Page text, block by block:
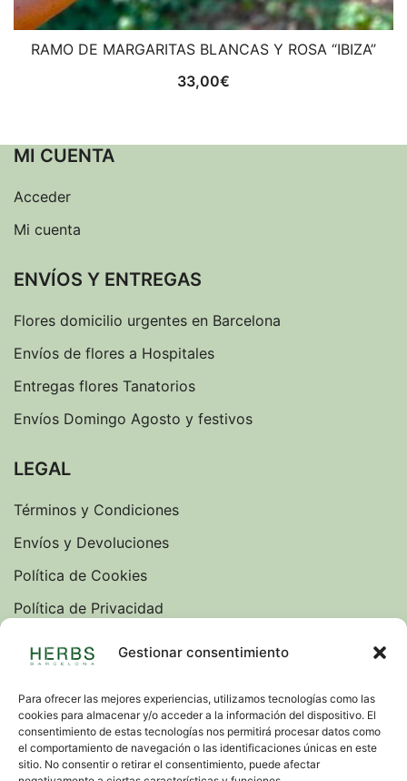
Gestionar consentimiento
Para ofrecer las mejores experiencias, utilizamos tecnologías como las
cookies para almacenar y/o acceder a la información del dispositivo. El
consentimiento de estas tecnologías nos permitirá procesar datos como
el comportamiento de navegación o las identificaciones únicas en este
sitio. No consentir o retirar el consentimiento, puede afectar
RAMO DE MARGARITAS BLANCAS Y ROSA “IBIZA”
33,00€
MI CUENTA
Acceder
Mi cuenta
ENVÍOS Y ENTREGAS
Flores domicilio urgentes en Barcelona
Envíos de flores a Hospitales
Entregas flores Tanatorios
Envíos Domingo Agosto y festivos
LEGAL
Términos y Condiciones
Envíos y Devoluciones
Política de Cookies
Política de Privacidad
IDIOMAS
VERSION INGLESA